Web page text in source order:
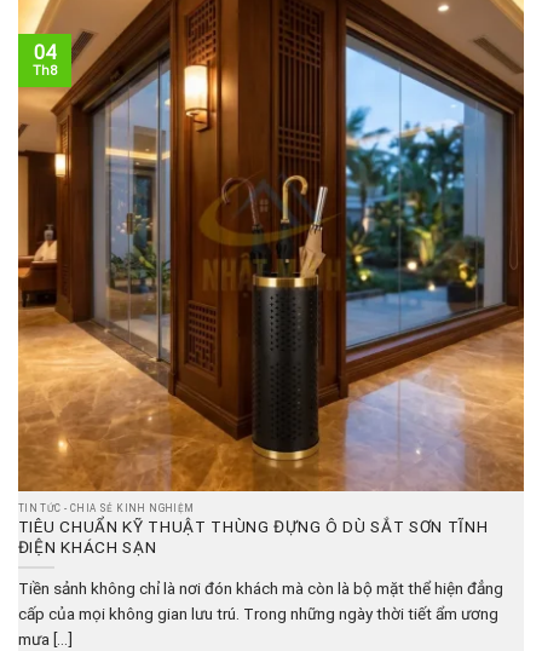
TIN TỨC - CHIA SẺ KINH NGHIỆM
TIÊU CHUẨN KỸ THUẬT THÙNG ĐỰNG Ô DÙ SẮT SƠN TĨNH
ĐIỆN KHÁCH SẠN
Tiền sảnh không chỉ là nơi đón khách mà còn là bộ mặt thể hiện đẳng
cấp của mọi không gian lưu trú. Trong những ngày thời tiết ẩm ương
mưa [...]
04
Th8